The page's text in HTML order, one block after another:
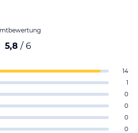
5,8 / 6
14
1
0
0
0
0